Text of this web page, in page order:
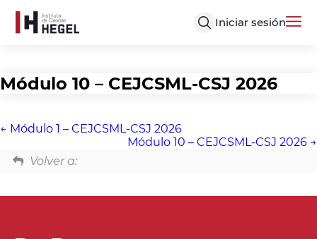
Iniciar sesión
Módulo 10 – CEJCSML-CSJ 2026
Módulo 1 – CEJCSML-CSJ 2026
Módulo 10 – CEJCSML-CSJ 2026
Volver a: